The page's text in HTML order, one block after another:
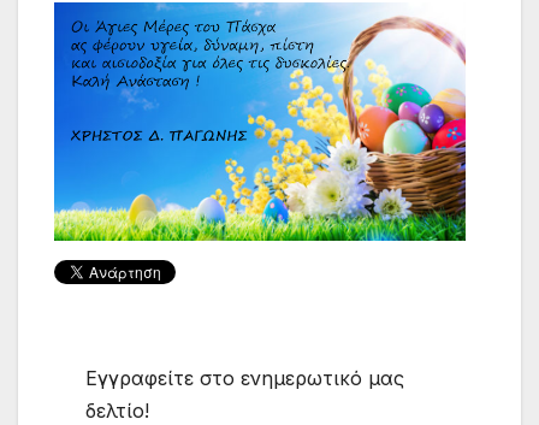
Εγγραφείτε στο ενημερωτικό μας
δελτίο!